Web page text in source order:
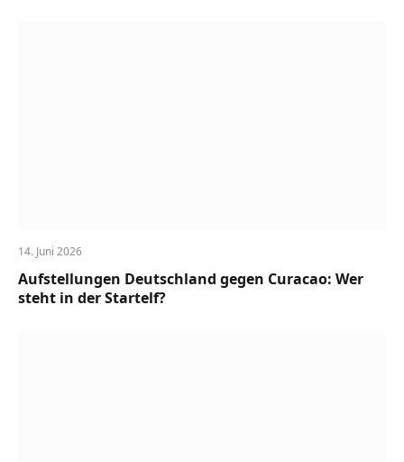
14. Juni 2026
Aufstellungen Deutschland gegen Curacao: Wer
steht in der Startelf?